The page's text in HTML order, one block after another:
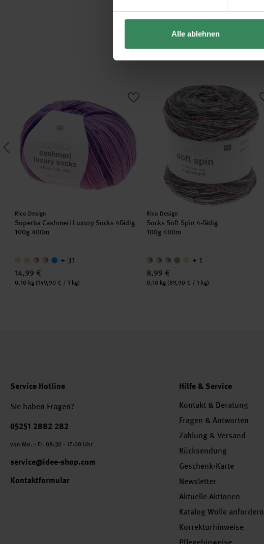
Alle ablehnen
Hersteller:
Rico Design
Superba Cashmeri Luxury Socks 4fädig
100g 400m
+ 31
14,99 €
Inhalt:
0,10 kg (149,90 € / 1 kg)
Socks Soft Spin 4-fädig
Hersteller:
Rico Design
Socks Soft Spin 4-fädig
100g 400m
+ 1
8,99 €
Inhalt:
0,10 kg (89,90 € / 1 kg)
Service Hotline
Sie haben Fragen?
Telefonnummer
05251 2882 282
von Mo. - Fr. 08:30 - 17:00 Uhr
service@idee-shop.com
Kontaktformular
Hilfe & Service
Kontakt & Beratung
Fragen & Antworten
Zahlung & Versand
Rücksendung
Geschenk-Karte
Newsletter
Aktuelle Aktionen
Katalog Wolle anfordern
Korrekturhinweise